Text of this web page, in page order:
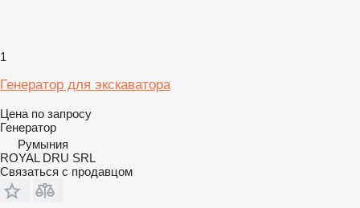
1
Генератор для экскаватора
Цена по запросу
Генератор
Румыния
ROYAL DRU SRL
Связаться с продавцом